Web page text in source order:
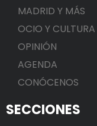
MADRID Y MÁS
OCIO Y CULTURA
OPINIÓN
AGENDA
CONÓCENOS
SECCIONES